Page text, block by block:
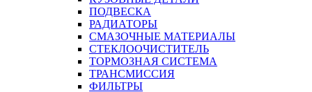
ПОДВЕСКА
РАДИАТОРЫ
СМАЗОЧНЫЕ МАТЕРИАЛЫ
СТЕКЛООЧИСТИТЕЛЬ
ТОРМОЗНАЯ СИСТЕМА
ТРАНСМИССИЯ
ФИЛЬТРЫ